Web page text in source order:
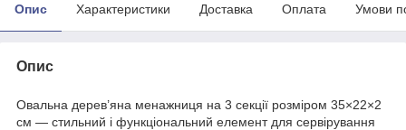
Опис Характеристики Доставка Оплата Умови
Опис
Овальна дерев’яна менажниця на 3 секції розміром 35×22×2
см — стильний і функціональний елемент для сервірування